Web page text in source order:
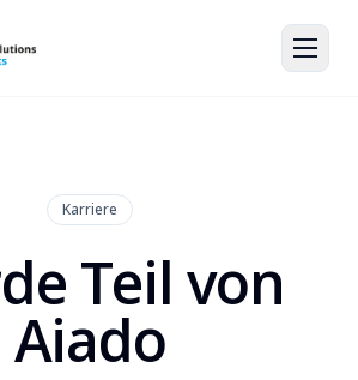
Karriere
Teil von
Aiado